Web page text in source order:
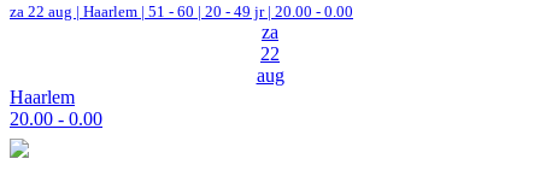
za 22 aug | Haarlem | 51 - 60 | 20 - 49 jr | 20.00 - 0.00
za
22
aug
Haarlem
20.00 - 0.00